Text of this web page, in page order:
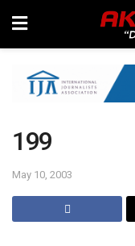
199
May 10, 2003